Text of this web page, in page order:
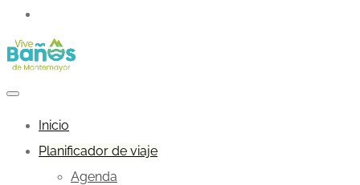
Inicio
Planificador de viaje
Agenda